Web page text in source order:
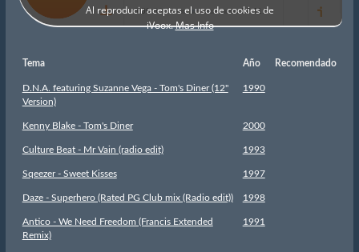
Tema Año Recomendado
D.N.A. featuring Suzanne Vega - Tom's Diner (12''
Version)
1990
Kenny Blake - Tom's Diner 2000
Culture Beat - Mr Vain (radio edit) 1993
Sqeezer - Sweet Kisses 1997
Daze - Superhero (Rated PG Club mix (Radio edit)) 1998
Antico - We Need Freedom (Francis Extended
Remix)
1991